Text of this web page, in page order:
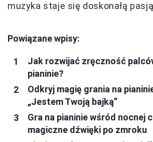
muzyka staje się doskonałą
Powiązane wpisy:
Jak rozwijać zręczność
pianinie?
Odkryj magię grania na
„Jestem Twoją bajką”
Gra na pianinie wśród nocnej
magiczne dźwięki po zmroku